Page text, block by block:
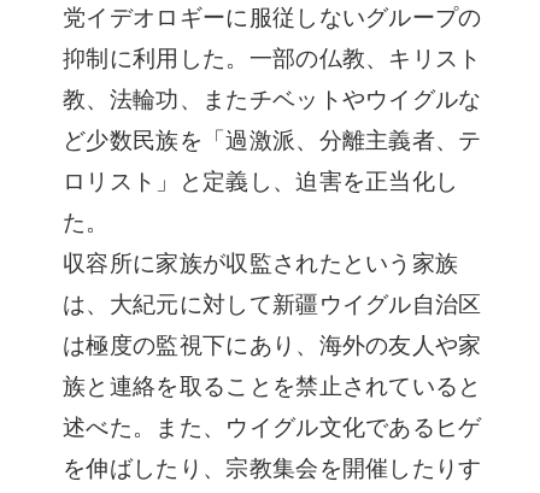
党イデオロギーに服従しないグループの
抑制に利用した。一部の仏教、キリスト
教、法輪功、またチベットやウイグルな
ど少数民族を「過激派、分離主義者、テ
ロリスト」と定義し、迫害を正当化し
た。
収容所に家族が収監されたという家族
は、大紀元に対して新疆ウイグル自治区
は極度の監視下にあり、海外の友人や家
族と連絡を取ることを禁止されていると
述べた。また、ウイグル文化であるヒゲ
を伸ばしたり、宗教集会を開催したりす